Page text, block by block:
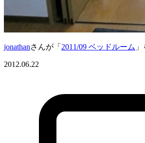
jonathanさんが「 2011/09 ベッドルーム
2012.06.22